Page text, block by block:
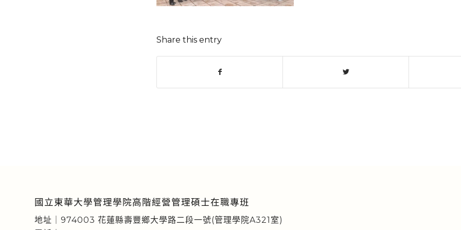
Share this entry
國立東華大學管理學院高階經營管理碩士在職專班
地址｜974003 花蓮縣壽豐鄉大學路二段一號(管理學院A321室)